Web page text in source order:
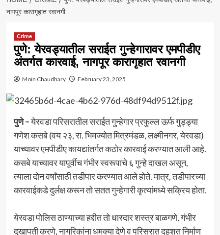
नागपूर कारागृहात रवानगी
Crime
पुणे: येरवड्यातील सराईत गुन्हेगारावर एमपीडीए
अंतर्गत कारवाई, नागपूर कारागृहात रवानगी
Moin Chaudhary February 23, 2025
पुणे –येरवडा परिसरातील सराईत गुन्हेगार प्रफुल्ल ऊर्फ गुड्ड्या
गणेश कसबे (वय २३, रा. भिमज्योत मित्रमंडळ, लक्ष्मीनगर, येरवडा)
याच्यावर एमपीडीए कायद्यांतर्गत कठोर कारवाई करण्यात आली आहे.
कसबे याच्यावर यापूर्वीच गंभीर स्वरूपाचे ६ गुन्हे दाखल असून,
त्याला दोन वर्षांसाठी तडीपार करण्यात आले होते. मात्र, तडीपारच्या
कारवाईकडे दुर्लक्ष करून तो सतत गुन्हेगारी कृत्यांमध्ये सक्रिय होता.
येरवडा पोलिस ठाण्याच्या हद्दीत तो धारदार शस्त्र बाळगणे, गंभीर
दुखापती करणे, नागरिकांना धमक्या देणे व परिसरात दहशत निर्माण